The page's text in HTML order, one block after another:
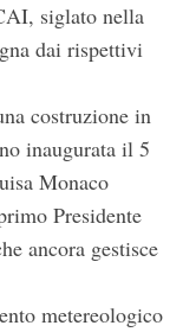
siglato nella
dai rispettivi
costruzione in
inaugurata il 5
Monaco
Presidente
ancora gestisce
metereologico